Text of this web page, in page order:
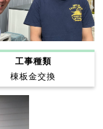
工事種類
棟板金交換